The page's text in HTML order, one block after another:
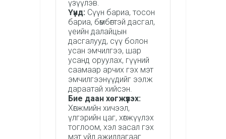
үзүүлэв.
Үүнд: Сүүн бариа, тосон
бариа, бөмбөгтэй дасгал,
үеийн далайцын
дасгалууд, сүү болон
усан эмчилгээ, шар
усанд оруулах, гүүний
саамаар арчих гэх мэт
эмчилгээнүүдийг ээлж
дараатай хийсэн.
Бие даан хөгжүүлэх:
Хөгжмийн хичээл,
үлгэрийн цаг, хөгжүүлэх
тоглоом, хэл засал гэх
мэт үйл ажиллагааг